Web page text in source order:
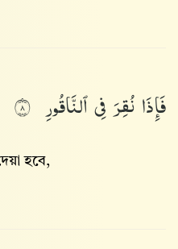
فَإِذَانُقِرَفِىٱلنَّاقُورِ ٨
হবে,